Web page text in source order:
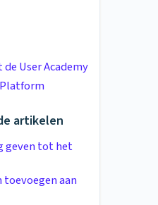
User Academy
artikelen
geven tot het
toevoegen aan